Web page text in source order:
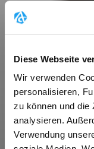
Diese Webseite
Wir verwenden
personalisieren,
zu können und die
analysieren.
Verwendung